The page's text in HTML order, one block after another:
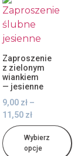
Zaproszenie
z zielonym
wiankiem
— jesienne
9,00 zł –
11,50 zł
Wybierz
opcje